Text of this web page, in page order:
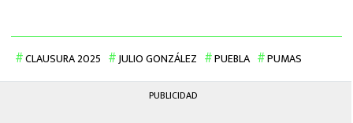
CLAUSURA 2025 JULIO GONZÁLEZ PUEBLA PUMAS
PUBLICIDAD